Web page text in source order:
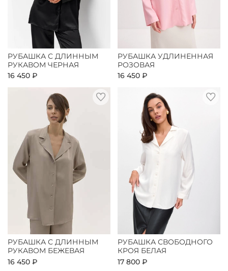
РУБАШКА С ДЛИННЫМ
РУКАВОМ ЧЕРНАЯ
16 450 ₽
РУБАШКА УДЛИНЕННАЯ
РОЗОВАЯ
16 450 ₽
РУБАШКА С ДЛИННЫМ
РУКАВОМ БЕЖЕВАЯ
16 450 ₽
РУБАШКА СВОБОДНОГО
КРОЯ БЕЛАЯ
17 800 ₽